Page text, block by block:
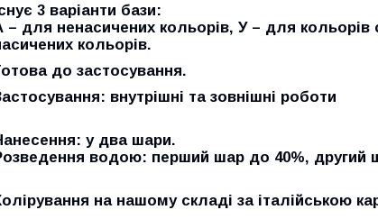
3 варіанти бази:
– для ненасичених кольорів, У – для кольорів
кольорів.
до застосування.
: внутрішні та зовнішні роботи
: у два шари.
водою: перший шар до 40%, другий
на нашому складі за італійською